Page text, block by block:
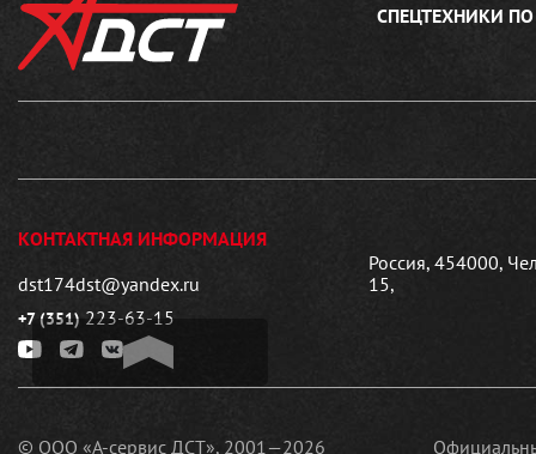
СПЕЦТЕХНИКИ
КОНТАКТНАЯ ИНФОРМАЦИЯ
dst174dst@yandex.ru
+7 (351) 223-63-15
Россия, 454000,
15,
© ООО «А-сервис ДСТ», 2001—2026